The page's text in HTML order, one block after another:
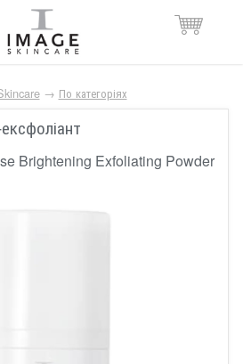
→ По категоріях
Brightening Exfoliating Powder